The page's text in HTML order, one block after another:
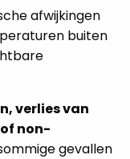
afwijkingen
buiten
verlies van
non-
gevallen